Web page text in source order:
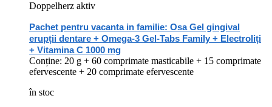
Doppelherz aktiv
Pachet pentru vacanta in familie: Osa Gel gingival
erupții dentare + Omega-3 Gel-Tabs Family + Electroliți
+ Vitamina C 1000 mg
Conține: 20 g + 60 comprimate masticabile + 15 comprimate
efervescente + 20 comprimate efervescente
în stoc